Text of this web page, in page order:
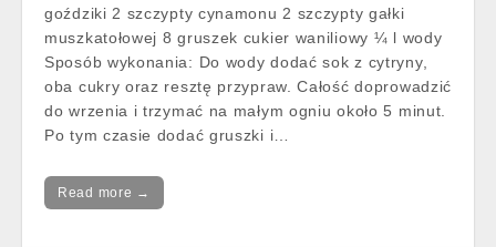
goździki 2 szczypty cynamonu 2 szczypty gałki
muszkatołowej 8 gruszek cukier waniliowy ¼ l wody
Sposób wykonania: Do wody dodać sok z cytryny,
oba cukry oraz resztę przypraw. Całość doprowadzić
do wrzenia i trzymać na małym ogniu około 5 minut.
Po tym czasie dodać gruszki i…
Read more →